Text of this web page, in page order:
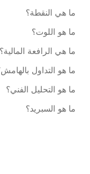
ما هي النقطة؟
ما هو اللوت؟
ما هي الرافعة المالية؟
ما هو التداول
ما هو التحليل الفني؟
ما هو السبريد؟